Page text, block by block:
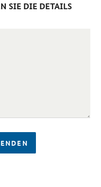
SIE DIE DETAILS